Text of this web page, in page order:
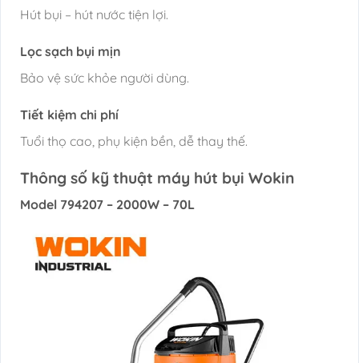
Hút bụi – hút nước tiện lợi.
Lọc sạch bụi mịn
Bảo vệ sức khỏe người dùng.
Tiết kiệm chi phí
Tuổi thọ cao, phụ kiện bền, dễ thay thế.
Thông số kỹ thuật máy hút bụi Wokin
Model 794207 – 2000W – 70L